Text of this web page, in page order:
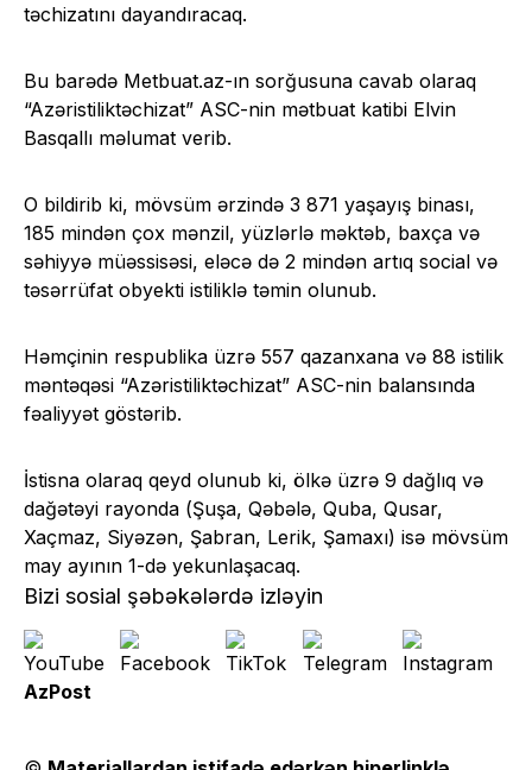
təchizatını dayandıracaq.
Bu barədə Metbuat.az-ın sorğusuna cavab olaraq
“Azəristiliktəchizat” ASC-nin mətbuat katibi Elvin
Basqallı məlumat verib.
O bildirib ki, mövsüm ərzində 3 871 yaşayış binası,
185 mindən çox mənzil, yüzlərlə məktəb, baxça və
səhiyyə müəssisəsi, eləcə də 2 mindən artıq social və
təsərrüfat obyekti istiliklə təmin olunub.
Həmçinin respublika üzrə 557 qazanxana və 88 istilik
məntəqəsi “Azəristiliktəchizat” ASC-nin balansında
fəaliyyət göstərib.
İstisna olaraq qeyd olunub ki, ölkə üzrə 9 dağlıq və
dağətəyi rayonda (Şuşa, Qəbələ, Quba, Qusar,
Xaçmaz, Siyəzən, Şabran, Lerik, Şamaxı) isə mövsüm
may ayının 1-də yekunlaşacaq.
Bizi sosial şəbəkələrdə izləyin
AzPost